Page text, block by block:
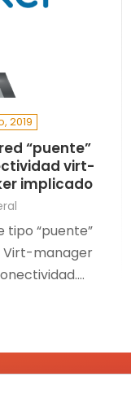
2019
“puente”
virt-
implicado
tipo “puente”
Virt-manager